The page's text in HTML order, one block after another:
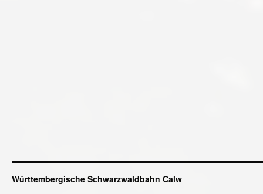
Württembergische Schwarzwaldbahn Calw